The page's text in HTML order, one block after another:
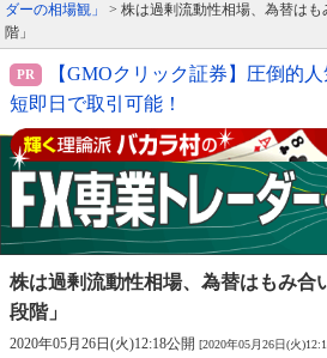
ダーの相場観」
> 株は過剰流動性相場、為替は
階」
【GMOクリック証券】圧倒的
短即日で取引可能！
株は過剰流動性相場、為替はもみ合
段階」
2020年05月26日(火)12:18公開 [2020年05月26日(火